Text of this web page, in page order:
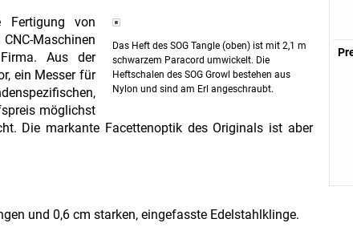
Das Heft des SOG Tangle (oben) ist mit 2,1 m
schwarzem Paracord umwickelt. Die
Heftschalen des SOG Growl bestehen aus
Nylon und sind am Erl angeschraubt.
Fertigung von
Maschinen
Aus der
ein Messer für
möglichst
Die markante Facettenoptik des Originals ist aber
und 0,6 cm starken, eingefasste Edelstahlklinge.